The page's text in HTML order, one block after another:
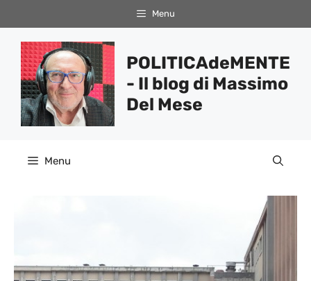
al
contenuto
Menu
POLITICAdeMENTE
- Il blog di Massimo
Del Mese
Menu